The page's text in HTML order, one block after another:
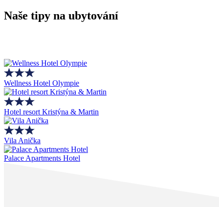
Naše tipy na ubytování
Wellness Hotel Olympie
Hotel resort Kristýna & Martin
Vila Anička
Palace Apartments Hotel